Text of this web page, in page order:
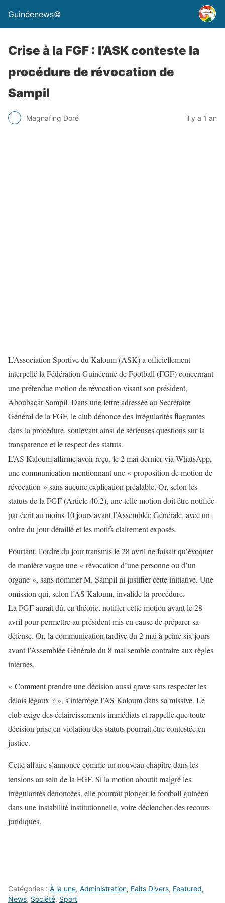
Guinéenews©
Crise à la FGF : l’ASK conteste la
procédure de révocation de
Sampil
Magnafing Doré il y a 1 an
L’Association Sportive du Kaloum (ASK) a officiellement
interpellé la Fédération Guinéenne de Football (FGF) concernant
une prétendue motion de révocation visant son président,
Aboubacar Sampil. Dans une lettre adressée au Secrétaire
Général de la FGF, le club dénonce des irrégularités flagrantes
dans la procédure, soulevant ainsi de sérieuses questions sur la
transparence et le respect des statuts.
L’AS Kaloum affirme avoir reçu, le 2 mai dernier via WhatsApp,
une communication mentionnant une « proposition de motion de
révocation » sans aucune explication préalable. Or, selon les
statuts de la FGF (Article 40.2), une telle motion doit être notifiée
par écrit au moins 10 jours avant l’Assemblée Générale, avec un
ordre du jour détaillé et les motifs clairement exposés.
Pourtant, l’ordre du jour transmis le 28 avril ne faisait qu’évoquer
de manière vague une « révocation d’une personne ou d’un
organe », sans nommer M. Sampil ni justifier cette initiative. Une
omission qui, selon l’AS Kaloum, invalide la procédure.
La FGF aurait dû, en théorie, notifier cette motion avant le 28
avril pour permettre au président mis en cause de préparer sa
défense. Or, la communication tardive du 2 mai à peine six jours
avant l’Assemblée Générale du 8 mai semble contraire aux règles
internes.
« Comment prendre une décision aussi grave sans respecter les
délais légaux ? », s’interroge l’AS Kaloum dans sa missive. Le
club exige des éclaircissements immédiats et rappelle que toute
décision prise en violation des statuts pourrait être contestée en
justice.
Cette affaire s’annonce comme un nouveau chapitre dans les
tensions au sein de la FGF. Si la motion aboutit malgré les
irrégularités dénoncées, elle pourrait plonger le football guinéen
dans une instabilité institutionnelle, voire déclencher des recours
juridiques.
Catégories : À la une, Administration, Faits Divers, Featured,
News, Société, Sport